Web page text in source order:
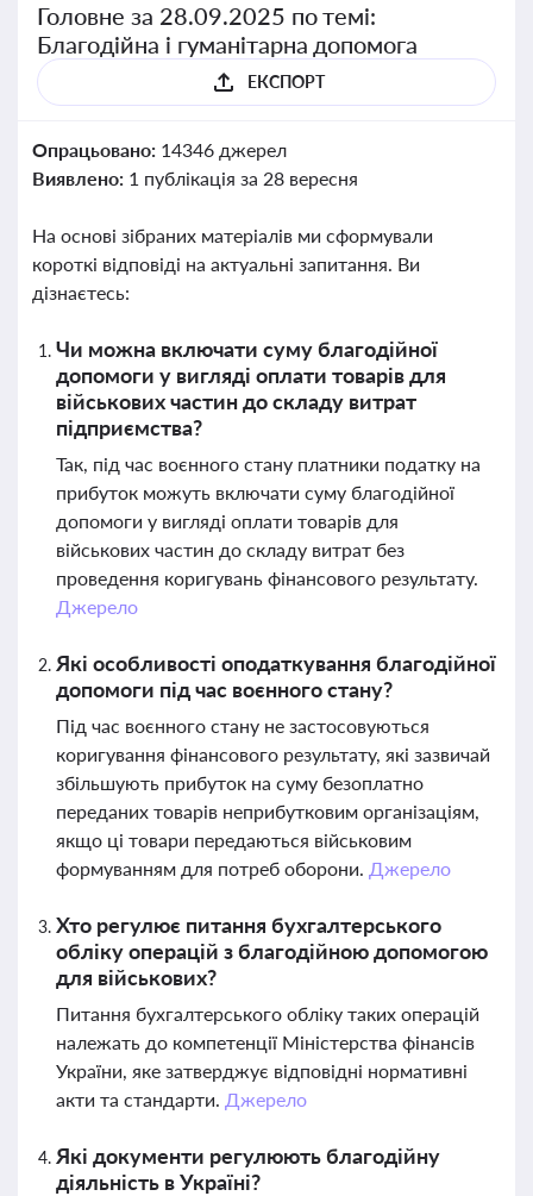
Головне за 28.09.2025 по темі:
Благодійна і гуманітарна допомога
ЕКСПОРТ
Опрацьовано: 14346 джерел
Виявлено: 1 публікація за 28 вересня
На основі зібраних матеріалів ми сформували
короткі відповіді на актуальні запитання. Ви
дізнаєтесь:
Чи можна включати суму благодійної
допомоги у вигляді оплати товарів для
військових частин до складу витрат
підприємства?
Так, під час воєнного стану платники податку на
прибуток можуть включати суму благодійної
допомоги у вигляді оплати товарів для
військових частин до складу витрат без
проведення коригувань фінансового результату.
Джерело
Які особливості оподаткування благодійної
допомоги під час воєнного стану?
Під час воєнного стану не застосовуються
коригування фінансового результату, які зазвичай
збільшують прибуток на суму безоплатно
переданих товарів неприбутковим організаціям,
якщо ці товари передаються військовим
формуванням для потреб оборони. Джерело
Хто регулює питання бухгалтерського
обліку операцій з благодійною допомогою
для військових?
Питання бухгалтерського обліку таких операцій
належать до компетенції Міністерства фінансів
України, яке затверджує відповідні нормативні
акти та стандарти. Джерело
Які документи регулюють благодійну
діяльність в Україні?